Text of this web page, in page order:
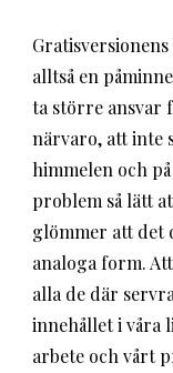
alltså en
ta större ansvar
närvaro, att inte
himmelen och
problem så lätt
glömmer att det
analoga form.
alla de där
innehållet i våra
arbete och vårt